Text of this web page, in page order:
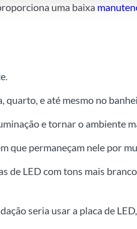
uma baixa
quarto, e até mesmo no
e tornar o ambiente
que permaneçam nele por
LED com tons mais
seria usar a placa de